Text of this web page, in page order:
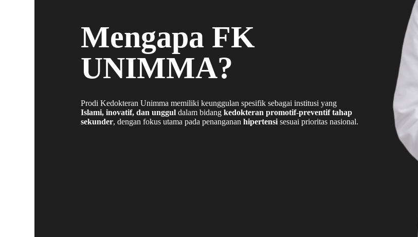
Mengapa FK
UNIMMA?
Prodi Kedokteran Unimma memiliki keunggulan spesifik sebagai institusi yang
Islami, inovatif, dan unggul dalam bidangkedokteran promotif-preventif tahap
sekunder, dengan fokus utama pada penangananhipertensi sesuai prioritas nasional.